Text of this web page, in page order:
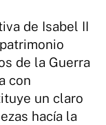
de Isabel II
de la Guerra
con
un claro
hacía la